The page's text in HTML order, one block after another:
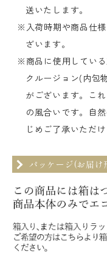
送いたします。
※入荷時期や商品仕
ざいます。
※商品に使用してい
クルージョン(内包
がございます。こ
の風合いです。自
じめご了承いただ
パッケージ(お届け